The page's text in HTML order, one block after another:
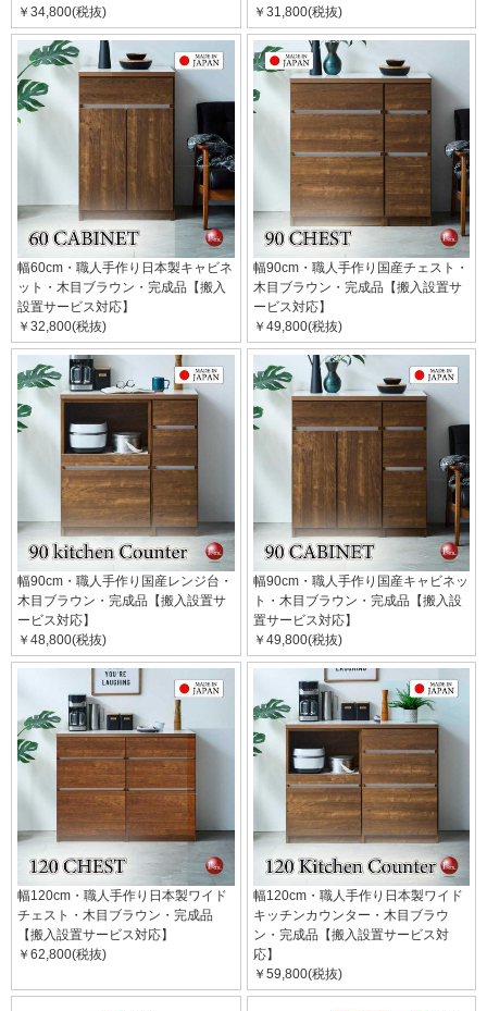
￥34,800(税抜)
￥31,800(税抜)
幅60cm・職人手作り日本製キャビネ
ット・木目ブラウン・完成品【搬入
設置サービス対応】
￥32,800(税抜)
幅90cm・職人手作り国産チェスト・
木目ブラウン・完成品【搬入設置サ
ービス対応】
￥49,800(税抜)
幅90cm・職人手作り国産レンジ台・
木目ブラウン・完成品【搬入設置サ
ービス対応】
￥48,800(税抜)
幅90cm・職人手作り国産キャビネッ
ト・木目ブラウン・完成品【搬入設
置サービス対応】
￥49,800(税抜)
幅120cm・職人手作り日本製ワイド
チェスト・木目ブラウン・完成品
【搬入設置サービス対応】
￥62,800(税抜)
幅120cm・職人手作り日本製ワイド
キッチンカウンター・木目ブラウ
ン・完成品【搬入設置サービス対
応】
￥59,800(税抜)